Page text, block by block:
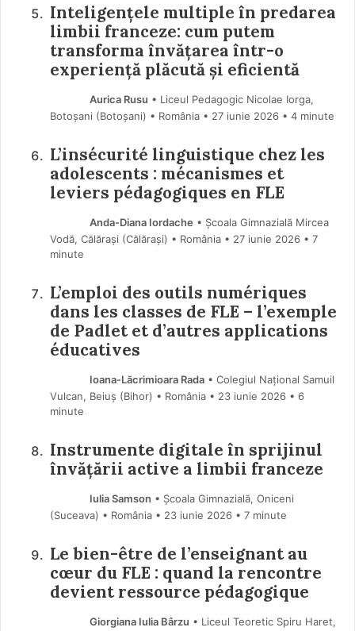
Inteligențele multiple în predarea
limbii franceze: cum putem
transforma învățarea într-o
experiență plăcută și eficientă
Aurica Rusu • Liceul Pedagogic Nicolae Iorga,
Botoșani (Botoşani) • România
27 iunie 2026 • 4 minute
L’insécurité linguistique chez les
adolescents : mécanismes et
leviers pédagogiques en FLE
Anda-Diana Iordache • Școala Gimnazială Mircea
Vodă, Călărași (Călărași) • România
27 iunie 2026 • 7
minute
L’emploi des outils numériques
dans les classes de FLE – l’exemple
de Padlet et d’autres applications
éducatives
Ioana-Lăcrimioara Rada• Colegiul Național Samuil
Vulcan, Beiuș (Bihor) • România
23 iunie 2026 • 6
minute
Instrumente digitale în sprijinul
învățării active a limbii franceze
Iulia Samson • Școala Gimnazială, Oniceni
(Suceava) • România
23 iunie 2026 • 7 minute
Le bien-être de l’enseignant au
cœur du FLE : quand la rencontre
devient ressource pédagogique
Giorgiana Iulia Bârzu • Liceul Teoretic Spiru Haret,